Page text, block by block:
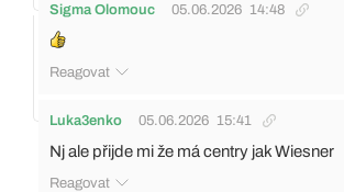
Sigma Olomouc 05.06.2026 14:48
Reagovat
Luka3enko 05.06.2026 15:41
Nj ale přijde mi že má centry jak Wiesner
Reagovat